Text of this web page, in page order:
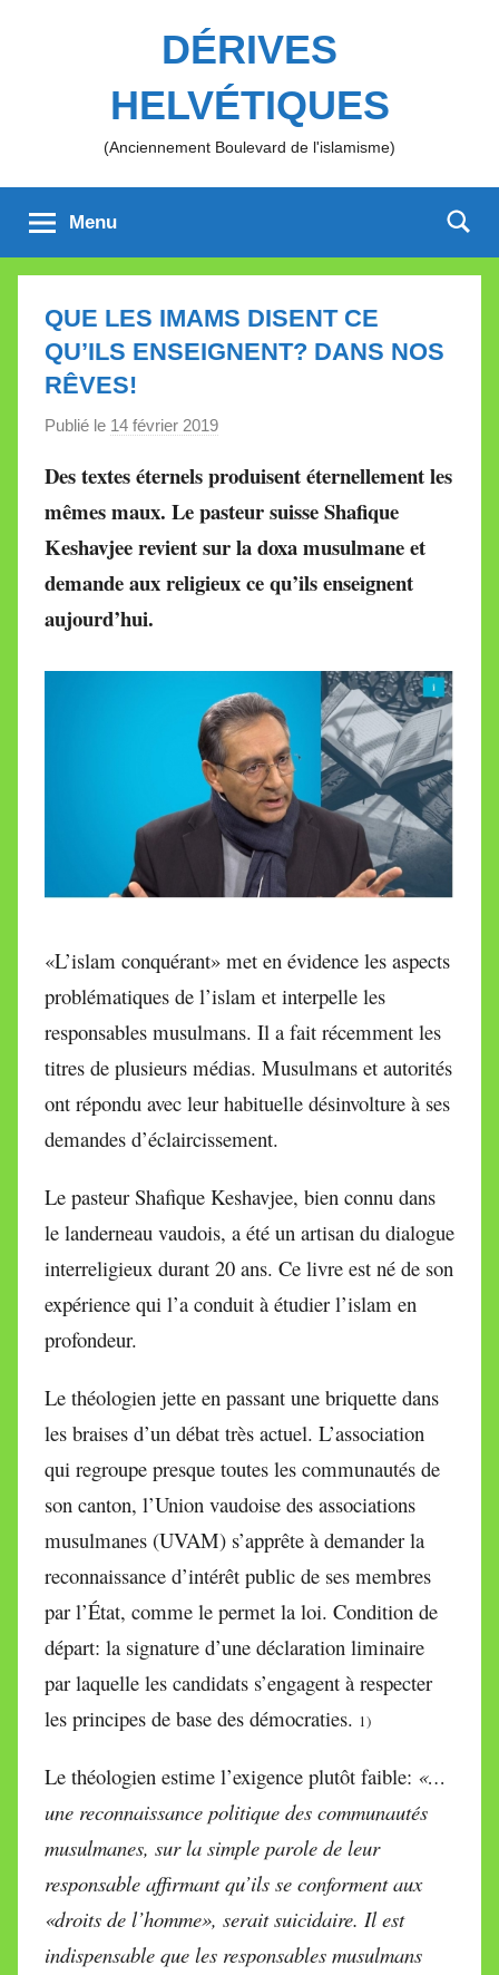
DÉRIVES
HELVÉTIQUES
(Anciennement Boulevard de l'islamisme)
Menu
QUE LES IMAMS DISENT CE
QU’ILS ENSEIGNENT? DANS NOS
RÊVES!
Publié le 14 février 2019
r
M
i
e
V
a
l
l
e
Des textes éternels produisent éternellement les
mêmes maux. Le pasteur suisse Shafique
Keshavjee revient sur la doxa musulmane et
demande aux religieux ce qu’ils enseignent
aujourd’hui.
«L’islam conquérant» met en évidence les aspects
problématiques de l’islam et interpelle les
responsables musulmans. Il a fait récemment les
titres de plusieurs médias. Musulmans et autorités
ont répondu avec leur habituelle désinvolture à ses
demandes d’éclaircissement.
Le pasteur Shafique Keshavjee, bien connu dans
le landerneau vaudois, a été un artisan du dialogue
interreligieux durant 20 ans. Ce livre est né de son
expérience qui l’a conduit à étudier l’islam en
profondeur.
Le théologien jette en passant une briquette dans
les braises d’un débat très actuel. L’association
qui regroupe presque toutes les communautés de
son canton, l’Union vaudoise des associations
musulmanes (UVAM) s’apprête à demander la
reconnaissance d’intérêt public de ses membres
par l’État, comme le permet la loi. Condition de
départ: la signature d’une déclaration liminaire
par laquelle les candidats s’engagent à respecter
les principes de base des démocraties. 1)
Le théologien estime l’exigence plutôt faible: «…
une reconnaissance politique des communautés
musulmanes, sur la simple parole de leur
responsable affirmant qu’ils se conforment aux
«droits de l’homme», serait suicidaire. Il est
indispensable que les responsables musulmans